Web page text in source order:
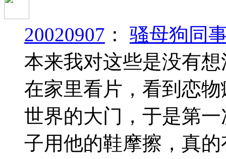
20020907 ： 骚母狗同
本来我对这些是没有
在家里看片，看到恋
世界的大门，于是第
子用他的鞋摩擦，真